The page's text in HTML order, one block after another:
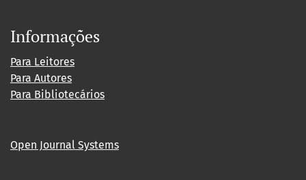
Informações
Para Leitores
Para Autores
Para Bibliotecários
Open Journal Systems